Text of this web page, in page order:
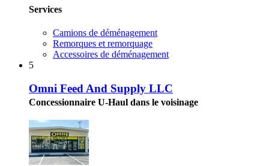
Services
Camions de déménagement
Remorques et remorquage
Accessoires de déménagement
5
Omni Feed And Supply LLC
Concessionnaire U-Haul dans le voisinage